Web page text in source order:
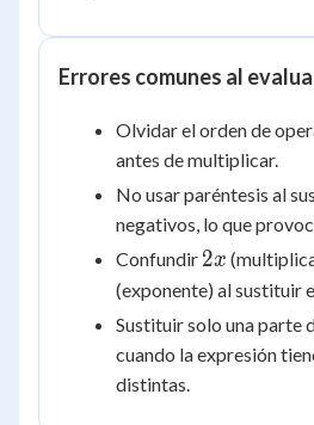
Errores comunes al
Olvidar el orden de
antes de multiplicar.
No usar paréntesis al
negativos, lo que
Confundir 2x
2x
(exponente) al sustituir
Sustituir solo una parte
cuando la expresión
distintas.